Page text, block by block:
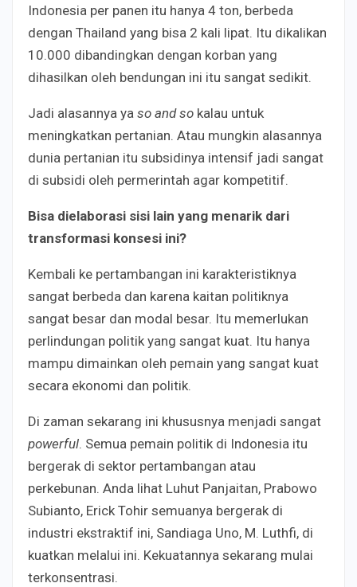
Indonesia per panen itu hanya 4 ton, berbeda
dengan Thailand yang bisa 2 kali lipat. Itu dikalikan
10.000 dibandingkan dengan korban yang
dihasilkan oleh bendungan ini itu sangat sedikit.
Jadi alasannya ya so and so kalau untuk
meningkatkan pertanian. Atau mungkin alasannya
dunia pertanian itu subsidinya intensif jadi sangat
di subsidi oleh permerintah agar kompetitif.
Bisa dielaborasi sisi lain yang menarik dari
transformasi konsesi ini?
Kembali ke pertambangan ini karakteristiknya
sangat berbeda dan karena kaitan politiknya
sangat besar dan modal besar. Itu memerlukan
perlindungan politik yang sangat kuat. Itu hanya
mampu dimainkan oleh pemain yang sangat kuat
secara ekonomi dan politik.
Di zaman sekarang ini khususnya menjadi sangat
powerful. Semua pemain politik di Indonesia itu
bergerak di sektor pertambangan atau
perkebunan. Anda lihat Luhut Panjaitan, Prabowo
Subianto, Erick Tohir semuanya bergerak di
industri ekstraktif ini, Sandiaga Uno, M. Luthfi, di
kuatkan melalui ini. Kekuatannya sekarang mulai
terkonsentrasi.